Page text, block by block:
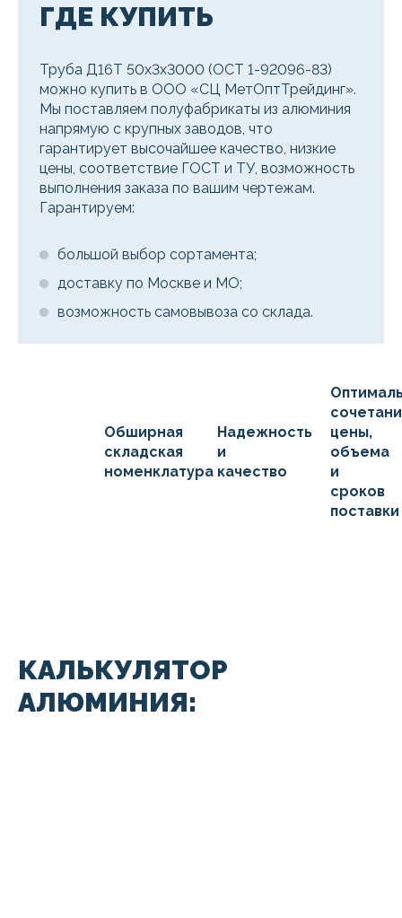
ГДЕ КУПИТЬ
Труба Д16Т 50х3х3000 (ОСТ 1-92096-83)
можно купить в ООО «СЦ МетОптТрейдинг».
Мы поставляем полуфабрикаты из алюминия
напрямую с крупных заводов, что
гарантирует высочайшее качество, низкие
цены, соответствие ГОСТ и ТУ, возможность
выполнения заказа по вашим чертежам.
Гарантируем:
большой выбор сортамента;
доставку по Москве и МО;
возможность самовывоза со склада.
Обширная
складская
номенклатура
Надежность
и
качество
цены,
объема
и
сроков
поставки
КАЛЬКУЛЯТОР
АЛЮМИНИЯ: